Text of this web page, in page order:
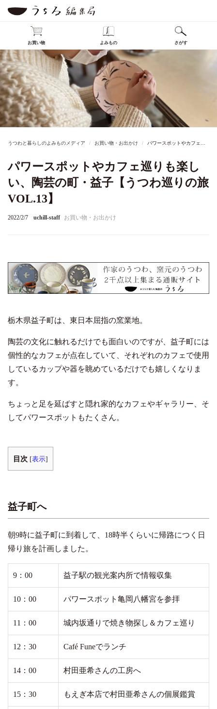
お買い物 よみもの さがす
うつわと暮らしのよみものメディア お買い物・お出かけ パワースポットやカフェ巡りも楽しい、陶芸の町・益子【うつわ巡りの旅VOL.13】
パワースポットやカフェ巡りも楽し
い、陶芸の町・益子【うつわ巡りの旅
VOL.13】
2022/2/7 uchill-staff お買い物・お出かけ
栃木県益子町は、東日本屈指の窯業地。
陶芸の文化に触れるだけでも面白いのですが、益子町には
個性的なカフェが点在していて、それぞれのカフェで使用
しているカップや器を眺めているだけでも嬉しくなりま
す。
ちょっと足を延ばすと隠れ家的なカフェやギャラリー、そ
してパワースポットもたくさん。
目次 [表示]
益子町へ
朝9時に益子町に到着して、18時半くらいに帰路につく日
帰り旅を計画しました。
9：00 益子駅の観光案内所で情報収集
10：00 パワースポット亀岡八幡宮を参拝
11：00 城内坂通りで焼き物探し＆カフェ巡り
12：30 Café Funeでランチ
14：00 村田亜希さんの工房へ
15：30 もえぎ本店で村田亜希さんの個展鑑賞